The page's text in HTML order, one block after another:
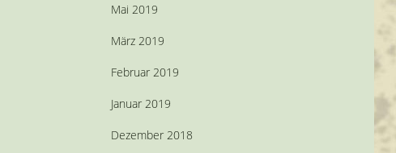
Mai 2019
März 2019
Februar 2019
Januar 2019
Dezember 2018